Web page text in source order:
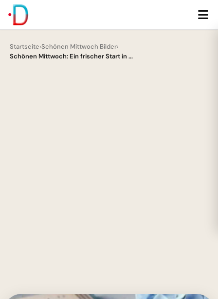
Startseite›Schönen Mittwoch Bilder›
Schönen Mittwoch: Ein frischer Start in ...